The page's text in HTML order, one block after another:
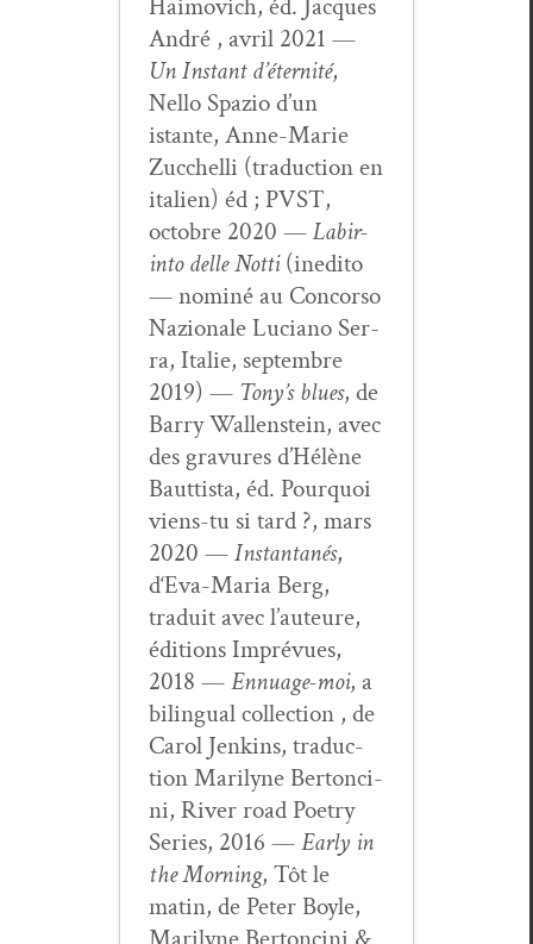
Haimovich, éd. Jacques
André , avril 2021 —
Un Instant d’é­ter­nité,
Nel­lo Spazio d’un
istante, Anne-Marie
Zuc­chel­li (tra­duc­tion en
ital­ien) éd ; PVST,
octo­bre 2020 —Labir­
in­to delle Not­ti(ined­i­to
— nom­iné au Con­cor­so
Nazionale Luciano Ser­
ra, Ital­ie, sep­tem­bre
2019) — Tony’s blues, de
Bar­ry Wal­len­stein, avec
des gravures d’Hélène
Baut­tista, éd. Pourquoi
viens-tu si tard ?, mars
2020 —Instan­ta­nés,
d‘Eva-Maria Berg,
traduit avec l’auteure,
édi­tions Imprévues,
2018 —Ennu­age-moi, a
bilin­gual col­lec­tion , de
Car­ol Jenk­ins, tra­duc­
tion Mar­i­lyne Bertonci­
ni, Riv­er road Poet­ry
Series, 2016 —Ear­ly in
the Morn­ing, Tôt le
matin, de Peter Boyle,